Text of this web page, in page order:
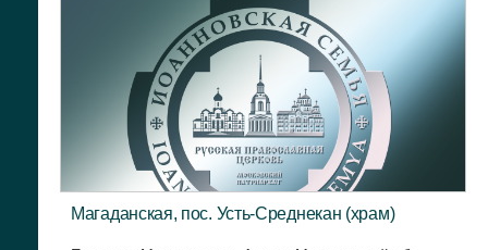
Магаданская, пос. Усть-Среднекан (храм)